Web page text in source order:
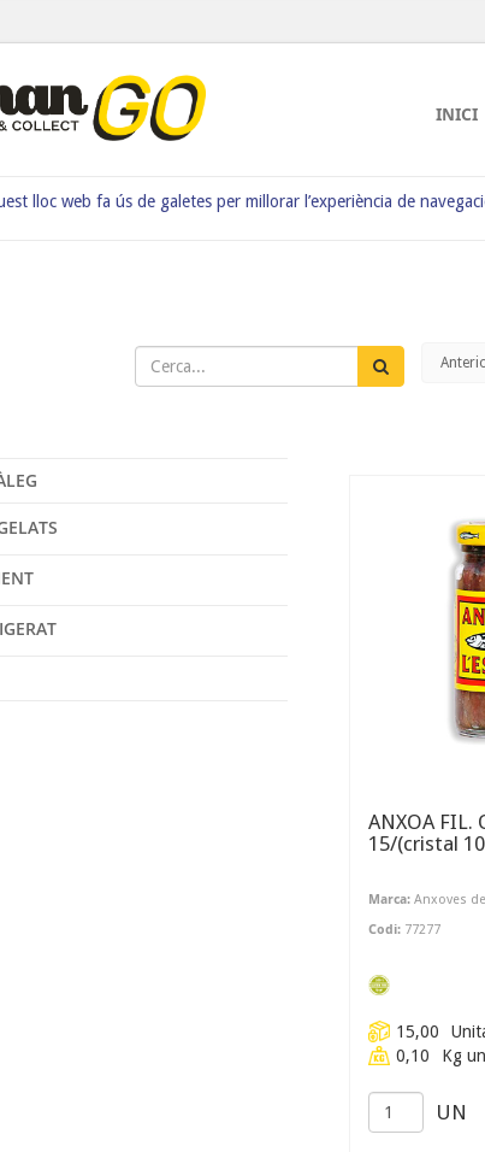
lloc web fa ús de galetes per millorar l’experiència de
INICI
ANXOA FIL.
15/(cristal
Marca: Anxoves
Codi: 77277
15,00
0,10
Kg
UN